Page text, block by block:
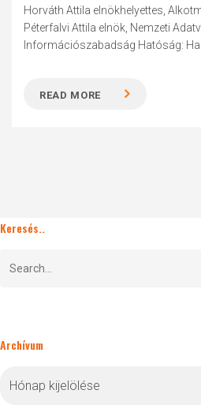
Horváth Attila elnökhelyettes,
Péterfalvi Attila elnök, Nemzeti
Információszabadság Hatóság:
READ MORE
Keresés..
Archívum